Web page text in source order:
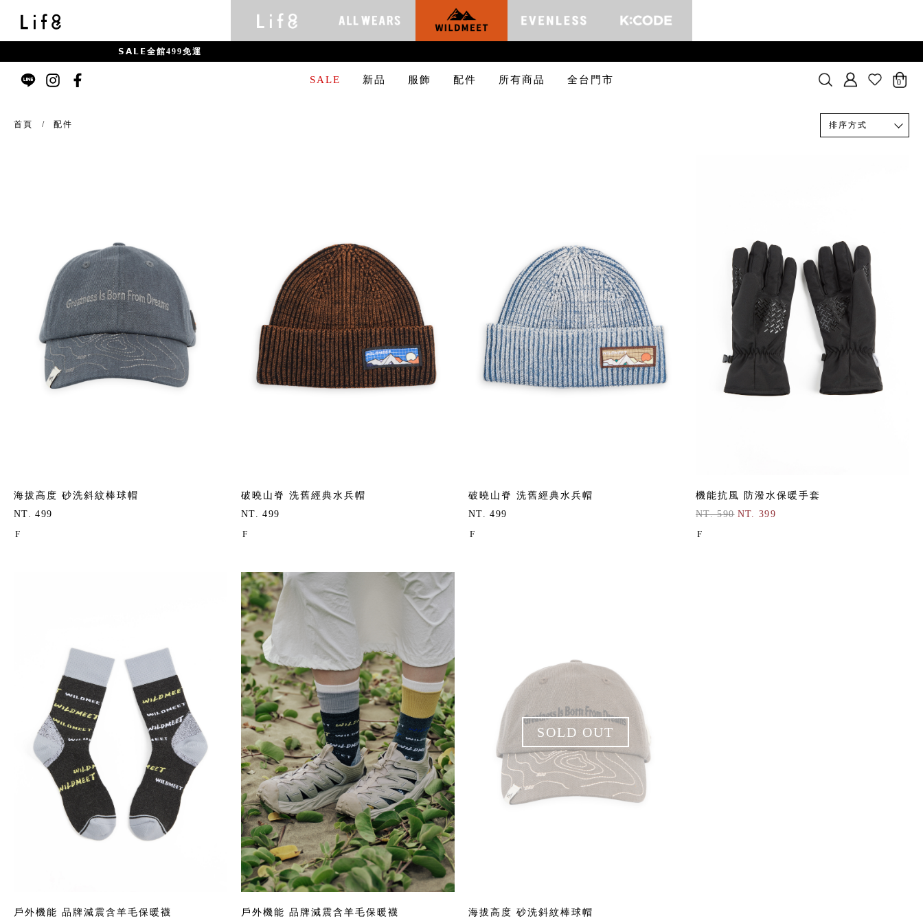
𝗦𝗔𝗟𝗘全館499免運
SALE 新品 服飾 配件 所有商品 全台門市 0
首頁 配件 排序方式
海拔高度 砂洗斜紋棒球帽
NT. 499
F
破曉山脊 洗舊經典水兵帽
NT. 499
F
破曉山脊 洗舊經典水兵帽
NT. 499
F
機能抗風 防潑水保暖手套
NT. 590 NT. 399
F
戶外機能 品牌減震含羊毛保暖襪 戶外機能 品牌減震含羊毛保暖襪
SOLD OUT
海拔高度 砂洗斜紋棒球帽